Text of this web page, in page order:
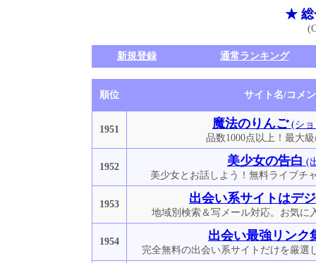
★ 総
新規登録 通常ランキング
順位 サイト名/コメ
1951 魔法のりんご(ショ
品数1000点以上！最大
1952 美少女の告白 (
美少女とお話しよう！無料ライブチ
1953 出会い系サイトはデ
地域別検索＆写メール対応。お気に
1954 出会い最強リンク
完全無料の出会い系サイトだけを厳選